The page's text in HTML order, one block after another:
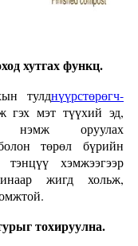
хутгах функц.
тулднүүрстөрөгч-
гэх мэт түүхий эд,
нэмж оруулах
төрөл бүрийн
тэнцүү хэмжээгээр
жигд хольж,
тохируулна.